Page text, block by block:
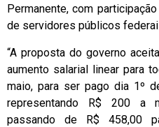
Permanente, com
de servidores públicos
“A proposta do governo
aumento salarial linear para
maio, para ser pago dia 1º
representando R$ 200 a
passando de R$ 458,00